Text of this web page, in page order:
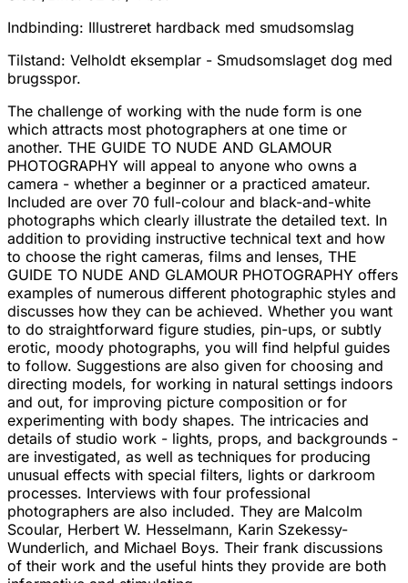
Indbinding: Illustreret hardback med smudsomslag
Tilstand: Velholdt eksemplar - Smudsomslaget dog med
brugsspor.
The challenge of working with the nude form is one
which attracts most photographers at one time or
another. THE GUIDE TO NUDE AND GLAMOUR
PHOTOGRAPHY will appeal to anyone who owns a
camera - whether a beginner or a practiced amateur.
Included are over 70 full-colour and black-and-white
photographs which clearly illustrate the detailed text. In
addition to providing instructive technical text and how
to choose the right cameras, films and lenses, THE
GUIDE TO NUDE AND GLAMOUR PHOTOGRAPHY offers
examples of numerous different photographic styles and
discusses how they can be achieved. Whether you want
to do straightforward figure studies, pin-ups, or subtly
erotic, moody photographs, you will find helpful guides
to follow. Suggestions are also given for choosing and
directing models, for working in natural settings indoors
and out, for improving picture composition or for
experimenting with body shapes. The intricacies and
details of studio work - lights, props, and backgrounds -
are investigated, as well as techniques for producing
unusual effects with special filters, lights or darkroom
processes. Interviews with four professional
photographers are also included. They are Malcolm
Scoular, Herbert W. Hesselmann, Karin Szekessy-
Wunderlich, and Michael Boys. Their frank discussions
of their work and the useful hints they provide are both